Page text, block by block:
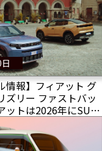
情報】フィアット グ
ズリー ファストバッ
ットは2026年にSUV
拡充する 公式ビデ